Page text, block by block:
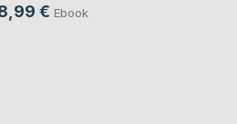
€ Ebook